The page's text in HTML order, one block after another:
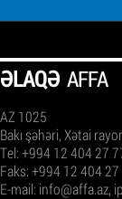
ƏLAQƏ AFFA
AZ 1025
Bakı şəhəri, Xətai
Tel: +994 12 404 27
Faks: +994 12 404 27
E-mail: info@affa.az,